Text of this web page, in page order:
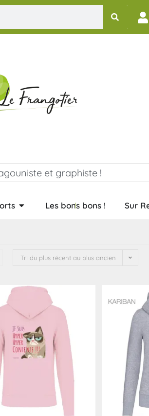
et graphiste !
Les bons bons ! Sur
Tri du plus récent au plus ancien